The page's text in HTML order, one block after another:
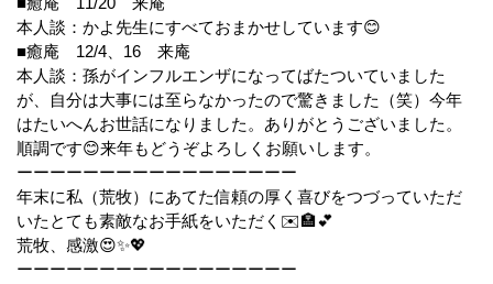
本人談：かよ先生にすべておまかせしています😊
■癒庵 12/4、16 来庵
本人談：孫がインフルエンザになってばたついていました
が、自分は大事には至らなかったので驚きました（笑）今年
はたいへんお世話になりました。ありがとうございました。
順調です😊来年もどうぞよろしくお願いします。
ーーーーーーーーーーーーーーーーー
年末に私（荒牧）にあてた信頼の厚く喜びをつづっていただ
いたとても素敵なお手紙をいただく✉️🏣💕
荒牧、感激😍✨💖
ーーーーーーーーーーーーーーーーー